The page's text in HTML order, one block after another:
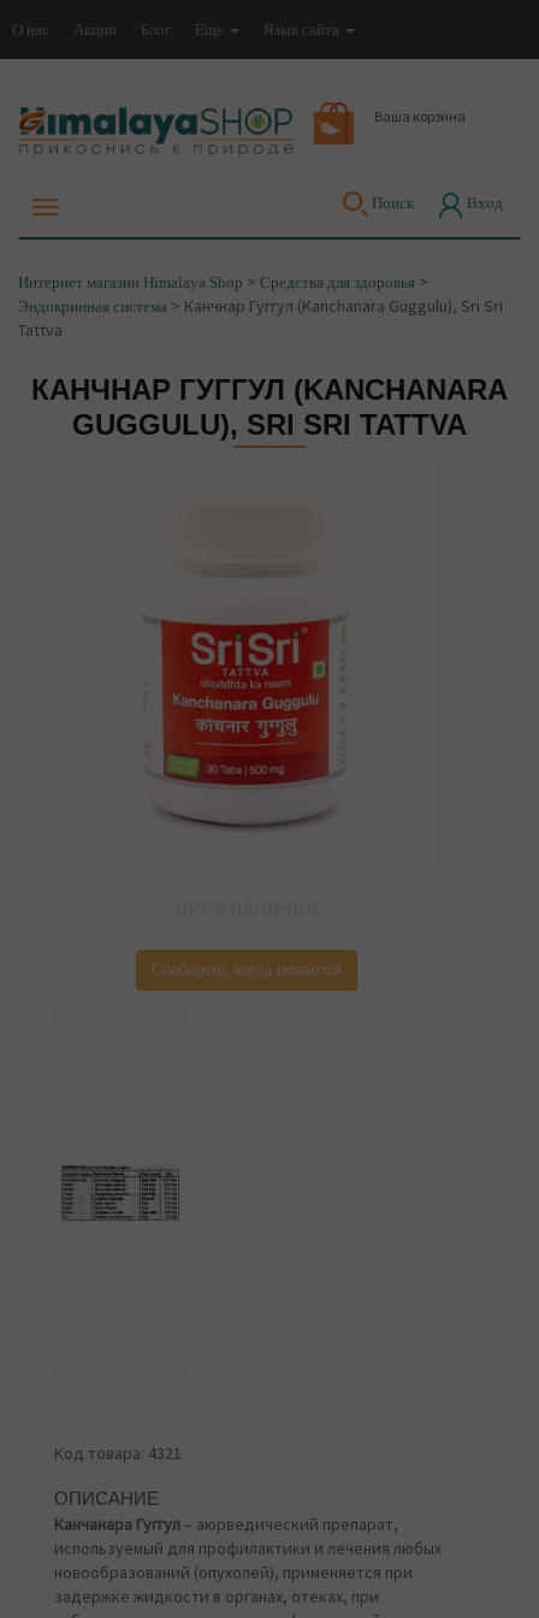
О нас Акции Блог Еще Язык сайта
Ваша корзина
Поиск Вход
Интернет магазин Himalaya Shop > Средства для здоровья >
Эндокринная система > Канчнар Гуггул (Kanchanara Guggulu), Sri Sri
Tattva
КАНЧНАР ГУГГУЛ (KANCHANARA
GUGGULU), SRI SRI TATTVA
Сообщите, когда появится
Код товара: 4321
ОПИСАНИЕ
Канчанара Гуггул – аюрведический препарат,
используемый для профилактики и лечения любых
новообразований (опухолей), применяется при
задержке жидкости в органах, отеках, при